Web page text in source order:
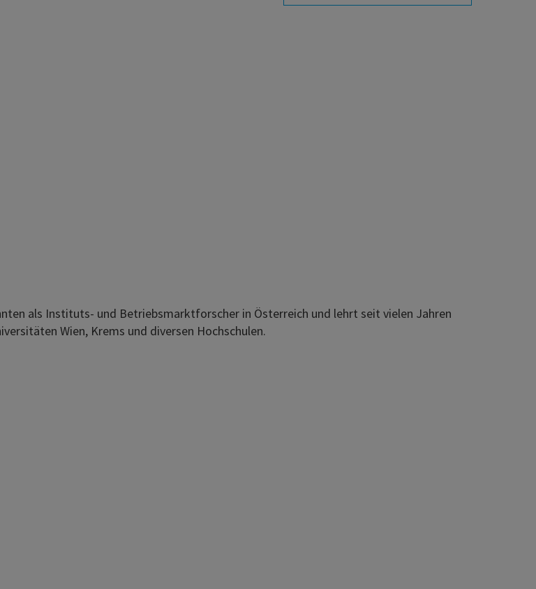
als Instituts- und Betriebsmarktforscher in Österreich und lehrt seit vielen Jahren
Wien, Krems und diversen Hochschulen.